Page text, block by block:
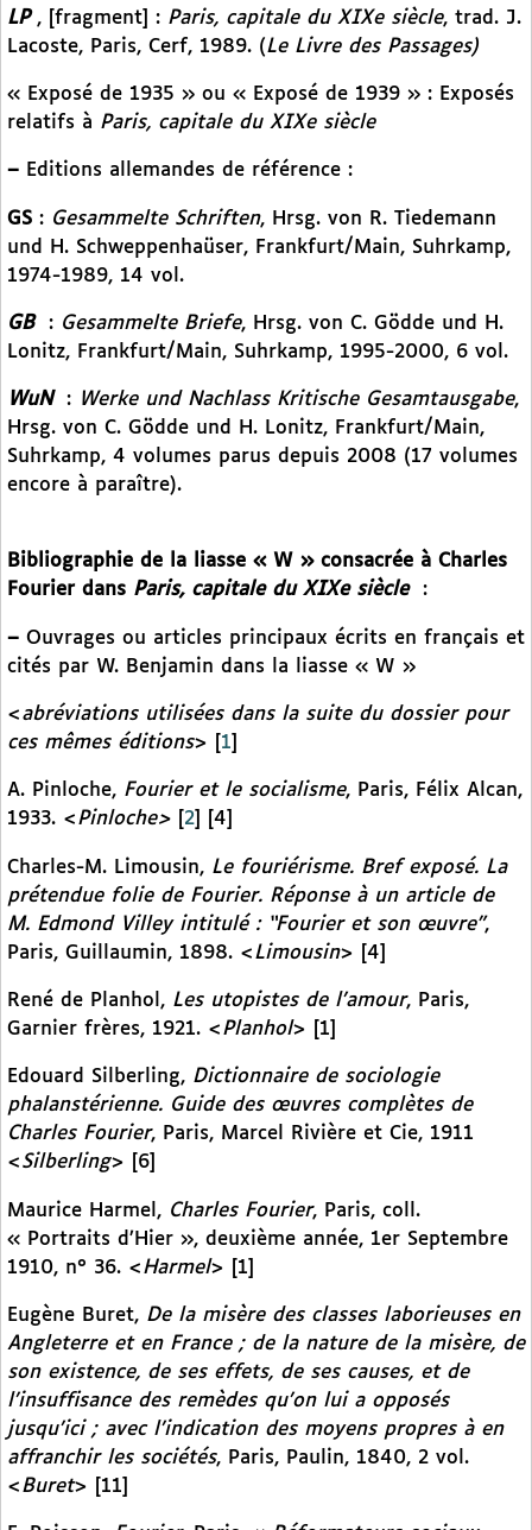
LP , [fragment] : Paris, capitale du XIXe siècle, trad. J.
Lacoste, Paris, Cerf, 1989. (Le Livre des Passages)
« Exposé de 1935 » ou « Exposé de 1939 » : Exposés
relatifs à Paris, capitale du XIXe siècle
– Editions allemandes de référence :
GS : Gesammelte Schriften, Hrsg. von R. Tiedemann
und H. Schweppenhaüser, Frankfurt/Main, Suhrkamp,
1974-1989, 14 vol.
GB : Gesammelte Briefe, Hrsg. von C. Gödde und H.
Lonitz, Frankfurt/Main, Suhrkamp, 1995-2000, 6 vol.
WuN : Werke und Nachlass Kritische Gesamtausgabe,
Hrsg. von C. Gödde und H. Lonitz, Frankfurt/Main,
Suhrkamp, 4 volumes parus depuis 2008 (17 volumes
encore à paraître).
Bibliographie de la liasse « W » consacrée à Charles
Fourier dans Paris, capitale du XIXe siècle :
– Ouvrages ou articles principaux écrits en français et
cités par W. Benjamin dans la liasse « W »
<abréviations utilisées dans la suite du dossier pour
ces mêmes éditions> 1
A. Pinloche, Fourier et le socialisme, Paris, Félix Alcan,
1933. <Pinloche> 2 [4]
Charles-M. Limousin, Le fouriérisme. Bref exposé. La
prétendue folie de Fourier. Réponse à un article de
M. Edmond Villey intitulé : “Fourier et son œuvre”,
Paris, Guillaumin, 1898. <Limousin> [4]
René de Planhol, Les utopistes de l’amour, Paris,
Garnier frères, 1921. <Planhol> [1]
Edouard Silberling, Dictionnaire de sociologie
phalanstérienne. Guide des œuvres complètes de
Charles Fourier, Paris, Marcel Rivière et Cie, 1911
<Silberling> [6]
Maurice Harmel, Charles Fourier, Paris, coll.
« Portraits d’Hier », deuxième année, 1er Septembre
1910, n° 36. <Harmel> [1]
Eugène Buret, De la misère des classes laborieuses en
Angleterre et en France ; de la nature de la misère, de
son existence, de ses effets, de ses causes, et de
l’insuffisance des remèdes qu’on lui a opposés
jusqu’ici ; avec l’indication des moyens propres à en
affranchir les sociétés, Paris, Paulin, 1840, 2 vol.
<Buret> [11]